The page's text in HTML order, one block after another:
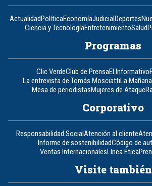
ActualidadPolíticaEconomíaJudicialDeportes
Ciencia y TecnologíaEntretenimientoSalud
Programas
Clic VerdeClub de PrensaEl Informativo
La entrevista de Tomás MosciattiLa Mañana
Mesa de periodistasMujeres de Ataque
Corporativo
Responsabilidad SocialAtención al cliente
Informe de sostenibilidadCódigo de
Ventas InternacionalesLínea Ética
Visite también